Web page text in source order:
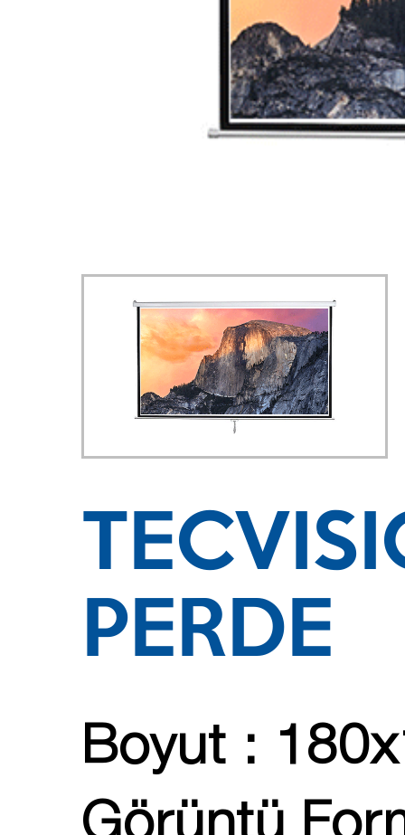
PERDE
Boyut :